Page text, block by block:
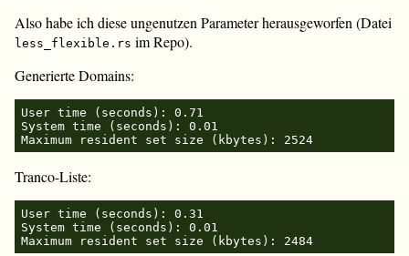
Also habe ich diese ungenutzen Parameter herausgeworfen (Datei
less_flexible.rs im Repo).
Generierte Domains:
User time (seconds): 0.71
System time (seconds): 0.01
Maximum resident set size (kbytes): 2524
Tranco-Liste:
User time (seconds): 0.31
System time (seconds): 0.01
Maximum resident set size (kbytes): 2484